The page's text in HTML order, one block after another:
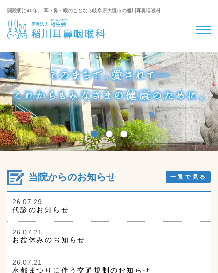
開院明治40年。 耳・鼻・喉のことなら岐阜県大垣市の稲川耳鼻咽喉科
当院からのお知らせ 一覧で見る
26.07.29
代診のお知らせ
26.07.21
お盆休みのお知らせ
26.07.21
水都まつりに伴う交通規制のお知らせ